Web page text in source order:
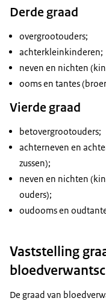
Derde graad
overgrootouders;
achterkleinkinderen;
neven en nichten
ooms en tantes
Vierde graad
betovergrootouders;
achterneven en
zussen);
neven en nichten
ouders);
oudooms en
Vaststelling
De graad van